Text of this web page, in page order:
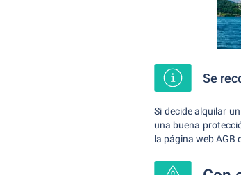
Se
Si decide alquilar
una buena
la página web AGB